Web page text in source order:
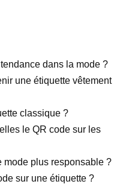
dans la mode ?
une étiquette vêtement
classique ?
le QR code sur les
mode plus responsable ?
sur une étiquette ?